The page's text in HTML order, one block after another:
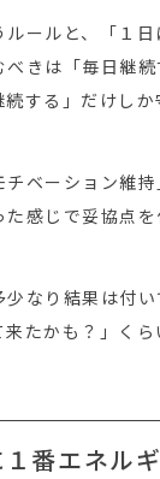
ールと、「１
きは「毎日継
する」だけしか
ベーション維
感じで妥協点
なり結果は付
たかも？」く
番エネル